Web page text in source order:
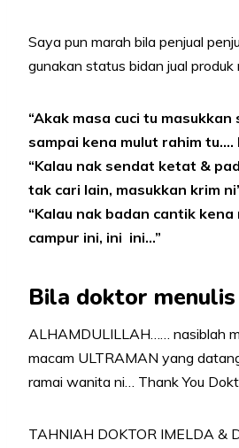
Saya pun marah bila penjual
gunakan status bidan jual produk
“Akak masa cuci tu masukkan
sampai kena mulut rahim
“Kalau nak sendat ketat &
tak cari lain, masukkan krim
“Kalau nak badan cantik kena
campur ini, ini ini…”
Bila doktor menulis
ALHAMDULILLAH…… nasiblah
macam ULTRAMAN yang
ramai wanita ni… Thank You
TAHNIAH DOKTOR IMELDA &